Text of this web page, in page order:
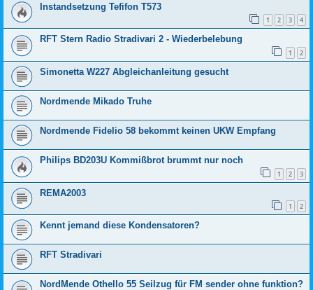
Instandsetzung Tefifon T573
1 2 3 4
RFT Stern Radio Stradivari 2 - Wiederbelebung
1 2
Simonetta W227 Abgleichanleitung gesucht
Nordmende Mikado Truhe
Nordmende Fidelio 58 bekommt keinen UKW Empfang
Philips BD203U Kommißbrot brummt nur noch
1 2 3
REMA2003
1 2
Kennt jemand diese Kondensatoren?
RFT Stradivari
NordMende Othello 55 Seilzug für FM sender ohne funktion?